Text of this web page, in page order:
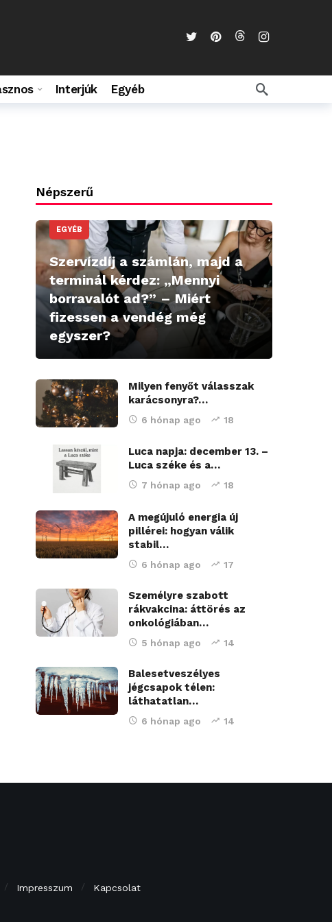
Interjúk Egyéb
Népszerű
EGYÉB
Szervízdíj a számlán, majd a
terminál kérdez: „Mennyi
borravalót ad?” – Miért
fizessen a vendég még
egyszer?
Milyen fenyőt válasszak
karácsonyra?…
6 hónap ago 18
Luca napja: december 13. –
Luca széke és a…
7 hónap ago 18
A megújuló energia új
pillérei: hogyan válik
stabil…
6 hónap ago 17
Személyre szabott
rákvakcina: áttörés az
onkológiában…
5 hónap ago 14
Balesetveszélyes
jégcsapok télen:
láthatatlan…
6 hónap ago 14
Impresszum Kapcsolat